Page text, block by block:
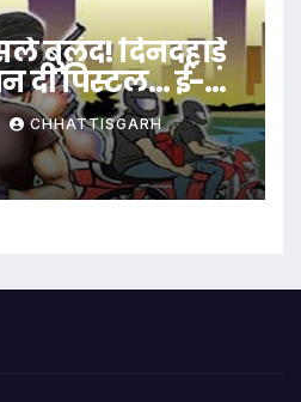
बुलंद! दिनदहाड़े
दी पिस्टल… ई-
लूट…
CHHATTISGARH